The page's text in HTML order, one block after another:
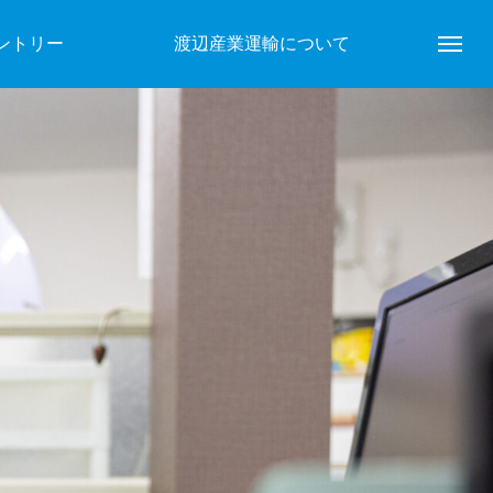
トリー 渡辺産業運輸について